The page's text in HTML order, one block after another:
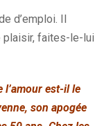
d’emploi. Il
plaisir, faites-le-lui
l’amour est-il le
son apogée